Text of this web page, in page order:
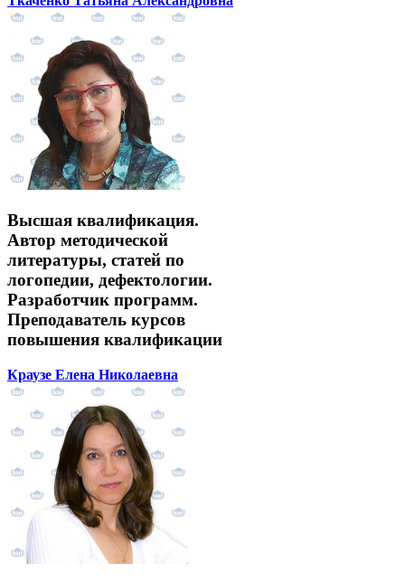
Высшая квалификация.
Автор методической
литературы, статей по
логопедии, дефектологии.
Разработчик программ.
Преподаватель курсов
повышения квалификации
Краузе Елена Николаевна